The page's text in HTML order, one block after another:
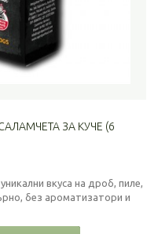
- САЛАМЧЕТА ЗА КУЧЕ (6
вкуса на дроб, пиле,
без ароматизатори и